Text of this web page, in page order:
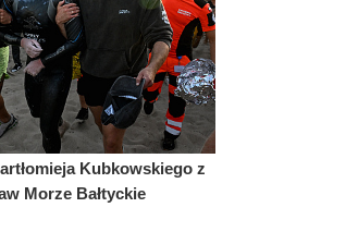
Kubkowskiego z
Morze Bałtyckie